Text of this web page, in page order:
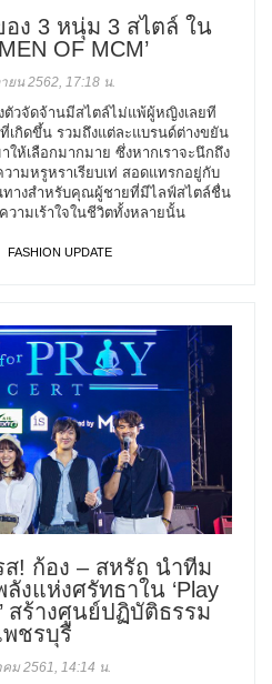
ง 3 หนุ่ม 3 สไตล์ ใน
OF MCM’
น 2562, 17:18 น.
วจัดจ้านมีสไตล์ไม่แพ้ผู้หญิงเลยที
ที่เกิดขึ้น รวมถึงแต่ละแบรนด์ต่างขยัน
ห้เลือกมากมาย ซึ่งหากเราจะนึกถึง
วามหรูหราเรียบเท่ สอดแทรกอยู่กับ
ทางสำหรับคุณผู้ชายที่มีไลฟ์สไตล์ชื่น
ามเร้าใจในชีวิตทั้งหลายนั้น
FASHION UPDATE
! ก้อง – สหรัถ นำทีม
แห่งศรัทธาใน ‘Play
สร้างศูนย์ปฏิบัติธรรม
พชรบุรี
ม 2561, 14:14 น.